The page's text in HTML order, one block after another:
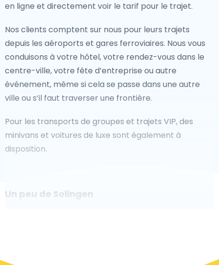
en ligne et directement voir le tarif pour le trajet.
Nos clients comptent sur nous pour leurs trajets
depuis les aéroports et gares ferroviaires. Nous vous
conduisons à votre hôtel, votre rendez-vous dans le
centre-ville, votre fête d’entreprise ou autre
événement, même si cela se passe dans une autre
ville ou s’il faut traverser une frontière.
Pour les transports de groupes et trajets VIP, des
minivans et voitures de luxe sont également à
disposition.
Un peu de Solingen